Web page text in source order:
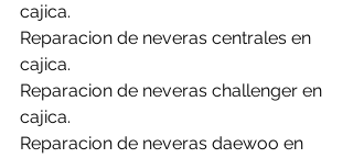
cajica.
Reparacion de neveras centrales en
cajica.
Reparacion de neveras challenger en
cajica.
Reparacion de neveras daewoo en